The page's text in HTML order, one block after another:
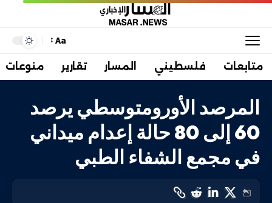
Aa
متابعات فلسطيني المسار تقارير منوعات
المرصد الأورومتوسطي يرصد
60 إلى 80 حالة إعدام ميداني
في مجمع الشفاء الطبي